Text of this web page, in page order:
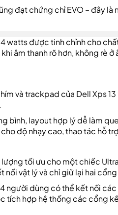
đạt chứng chỉ EVO – đây
watts được tinh chỉnh cho
âm thanh rõ hơn, không rè ở
và trackpad của Dell Xps
bình, layout hợp lý dễ làm
độ nhạy cao, thao tác hỗ
tối ưu cho một chiếc
vật lý và chỉ giữ lại hai
người dùng có thể kết nối
tích hợp hệ thống các cổng